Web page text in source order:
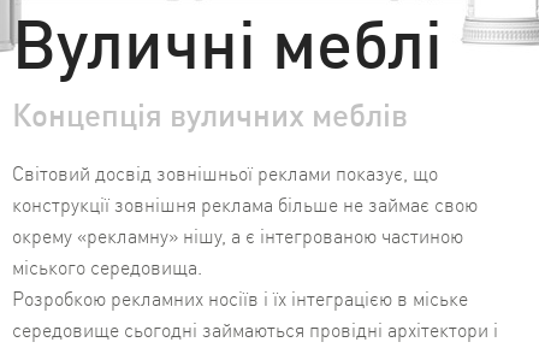
Вуличні меблі
Концепція вуличних меблів
Світовий досвід зовнішньої реклами показує, що
конструкції зовнішня реклама більше не займає свою
окрему «рекламну» нішу, а є інтегрованою частиною
міського середовища.
Розробкою рекламних носіїв і їх інтеграцією в міське
середовище сьогодні займаються провідні архітектори і